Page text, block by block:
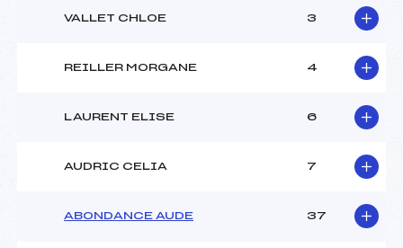
VALLET CHLOE 3
REILLER MORGANE 4
LAURENT ELISE 6
AUDRIC CELIA 7
ABONDANCE AUDE 37